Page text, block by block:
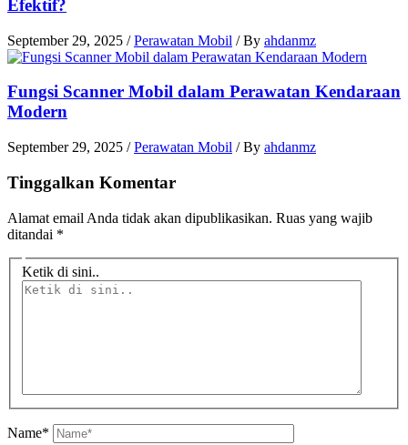
Efektif?
September 29, 2025 /Perawatan Mobil / By ahdanmz
Fungsi Scanner Mobil dalam Perawatan Kendaraan
Modern
September 29, 2025 /Perawatan Mobil / By ahdanmz
Tinggalkan Komentar
Alamat email Anda tidak akan dipublikasikan. Ruas yang wajib
ditandai *
Ketik di sini..
Name*